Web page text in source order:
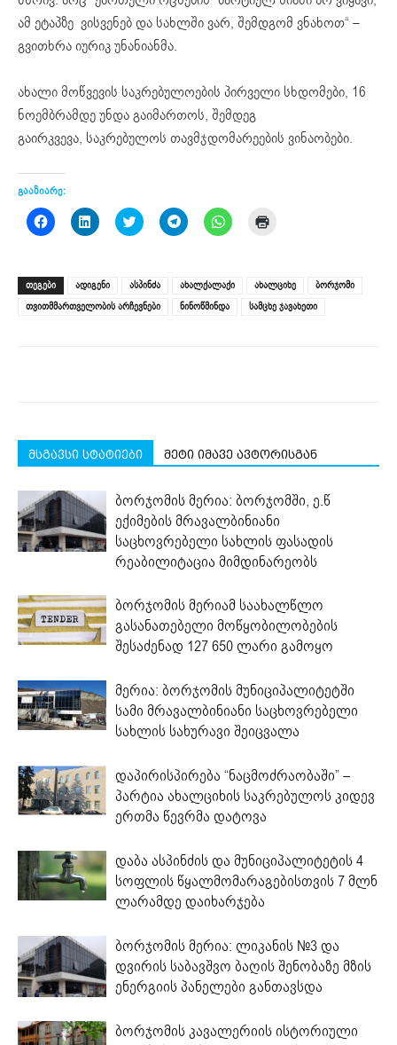
ამ ეტაპზე ვისვენებ და სახლში ვარ, შემდგომ ვნახოთ“ –
გვითხრა იურიკ უნანიანმა.
ახალი მოწვევის საკრებულოების პირველი სხდომები, 16
ნოემბრამდე უნდა გაიმართოს, შემდეგ
გაირკვევა, საკრებულოს თავმჯდომარეების ვინაობები.
გააზიარე:
Click
to
(Opens
in
new
window)
Click
to
(Opens
in
new
window)
Click
to
(Opens
in
new
window)
Click
to
(Opens
in
new
window)
Click
to
(Opens
in
new
window)
new
window)
ᲗᲔᲒᲔᲑᲘ ადიგენი ასპინძა ახალქალაქი ახალციხე
ბორჯომი
თვითმმართველობის არჩევნები
ნინოწმინდა სამცხე ჯავახეთი
მსგავსი სტატიები მეტი იმავე ავტორისგან
ბორჯომის მერია: ბორჯომში, ე.წ
ექიმების მრავალბინიანი
საცხოვრებელი სახლის ფასადის
რეაბილიტაცია მიმდინარეობს
ბორჯომის მერიამ საახალწლო
გასანათებელი მოწყობილობების
შესაძენად 127 650 ლარი გამოყო
მერია: ბორჯომის მუნიციპალიტეტში
სამი მრავალბინიანი საცხოვრებელი
სახლის სახურავი შეიცვალა
დაპირისპირება “ნაცმოძრაობაში” –
პარტია ახალციხის საკრებულოს კიდევ
ერთმა წევრმა დატოვა
დაბა ასპინძის და მუნიციპალიტეტის 4
სოფლის წყალმომარაგებისთვის 7 მლნ
ლარამდე დაიხარჯება
ბორჯომის მერია: ლიკანის №3 და
დვირის საბავშვო ბაღის შენობაზე მზის
ენერგიის პანელები განთავსდა
ბორჯომის კავალერიის ისტორიული